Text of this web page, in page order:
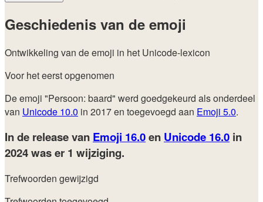
Geschiedenis van de emoji
Ontwikkeling van de emoji in het Unicode-lexicon
Voor het eerst opgenomen
De emoji "Persoon: baard" werd goedgekeurd als onderdeel
van Unicode 10.0 in 2017 en toegevoegd aan Emoji 5.0.
In de release van Emoji 16.0en Unicode 16.0 in
2024was er 1 wijziging.
Trefwoorden gewijzigd